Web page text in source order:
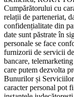
Cumpărătorului cu
relații de parteneriat,
confidențialitate din
date sunt păstrate în
personale se face
furnizorii de servicii
bancare,
care putem dezvolta
Bunurilor și
caracter personal pot